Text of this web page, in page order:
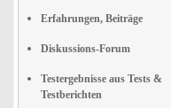
Erfahrungen, Beiträge
Diskussions-Forum
Testergebnisse aus Tests &
Testberichten